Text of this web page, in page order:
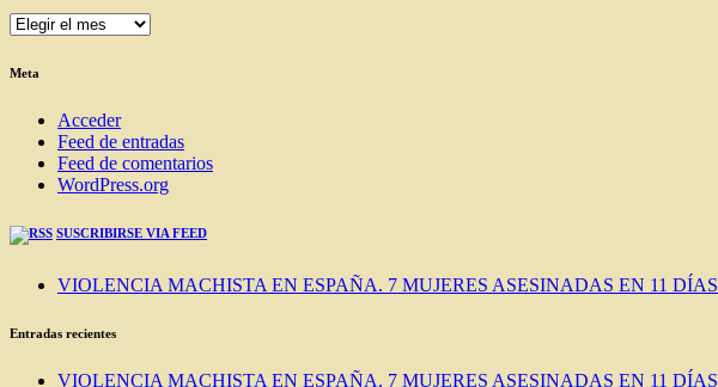
ENTRADAS
BLOG
Meta
Acceder
Feed de entradas
Feed de comentarios
WordPress.org
SUSCRIBIRSE VIA FEED
VIOLENCIA MACHISTA EN ESPAÑA. 7 MUJERES ASESINADAS EN 11 DÍAS
Entradas recientes
VIOLENCIA MACHISTA EN ESPAÑA. 7 MUJERES ASESINADAS EN 11 DÍAS